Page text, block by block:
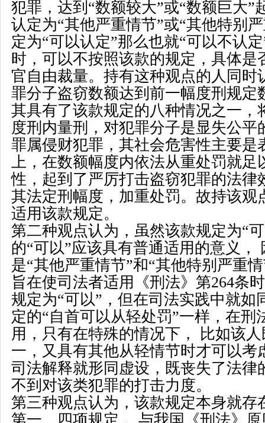
犯罪，达到 “数额较大”或“数额巨大”
认定为“其他严重情节”或“其他特别
定为“可以认定”那么也就“可以不认定
时，可以不按照该款的规定，具体是
官自由裁量。持有这种观点的人同时
罪分子盗窃数额达到前一幅度刑规定
其具有了该款规定的八种情况之一，
度刑内量刑，对犯罪分子是显失公平
罪属侵财犯罪，其社会危害性主要是
上，在数额幅度内依法从重处罚就足
性，起到了严厉打击盗窃犯罪的法律
其法定刑幅度，加重处罚。故持该观
适用该款规定。
第二种观点认为，虽然该款规定为“
的“可以”应该具有普通适用的意义，
是“其他严重情节”和“其他特别严重
旨在使司法者适用《刑法》第264条
规定为“可以” ，但在司法实践中就如
定的“自首可以从轻处罚”一样，在刑
用，只有在特殊的情况下， 比如该
一，又具有其他从轻情节时才可以考
司法解释就形同虚设，既丧失了法律
不到对该类犯罪的打击力度。
第三种观点认为，该款规定本身就存